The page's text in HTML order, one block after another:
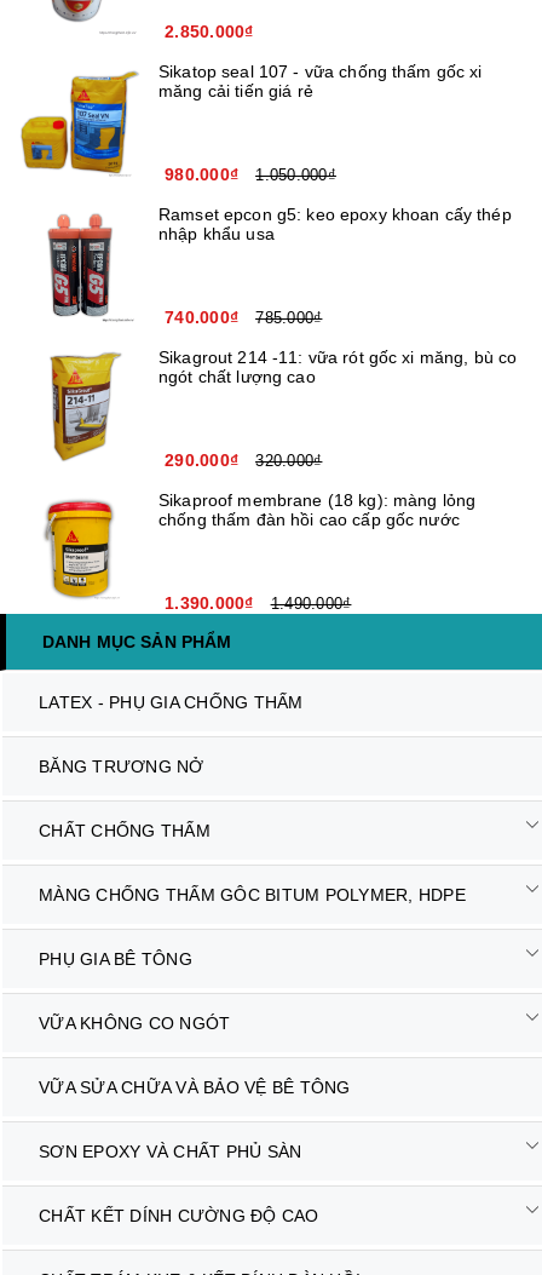
2.850.000₫
Sikatop seal 107 - vữa chống thấm gốc xi
măng cải tiến giá rẻ
980.000₫ 1.050.000₫
Ramset epcon g5: keo epoxy khoan cấy thép
nhập khẩu usa
740.000₫ 785.000₫
Sikagrout 214 -11: vữa rót gốc xi măng, bù co
ngót chất lượng cao
290.000₫ 320.000₫
Sikaproof membrane (18 kg): màng lỏng
chống thấm đàn hồi cao cấp gốc nước
1.390.000₫ 1.490.000₫
DANH MỤC SẢN PHẨM
LATEX - PHỤ GIA CHỐNG THẤM
BĂNG TRƯƠNG NỞ
CHẤT CHỐNG THẤM
MÀNG CHỐNG THẤM GÔC BITUM POLYMER, HDPE
PHỤ GIA BÊ TÔNG
VỮA KHÔNG CO NGÓT
VỮA SỬA CHỮA VÀ BẢO VỆ BÊ TÔNG
SƠN EPOXY VÀ CHẤT PHỦ SÀN
CHẤT KẾT DÍNH CƯỜNG ĐỘ CAO